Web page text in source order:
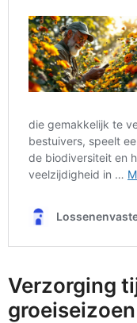
Verzorging
groeiseizoen